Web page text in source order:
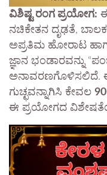
ವಿಶಿಷ್ಟ ರಂಗ ಪ್ರಯೋಗ:
ನಚಿಕೇತನ ದೃಢತೆ, ಬಾಲಕ
ಅಪ್ರತಿಮ ಹೋರಾಟ
ಜ್ಞಾನ ಭಂಡಾರವನ್ನು
ಅನಾವರಣಗೊಳಿಸಲಿದೆ. ಈ
ಗುಚ್ಛವನ್ನಾಗಿಸಿ ಕೇವಲ
ಈ ಪ್ರಯೋಗದ